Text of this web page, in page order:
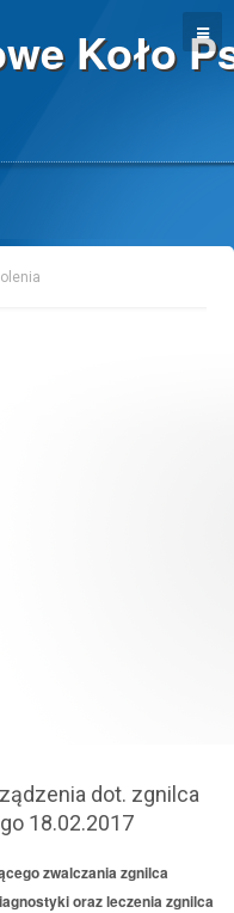
Koło
dot. zgnilca
18.02.2017
zwalczania zgnilca
oraz leczenia zgnilca